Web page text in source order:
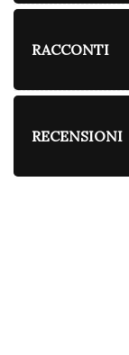
RACCONTI
RECENSIONI